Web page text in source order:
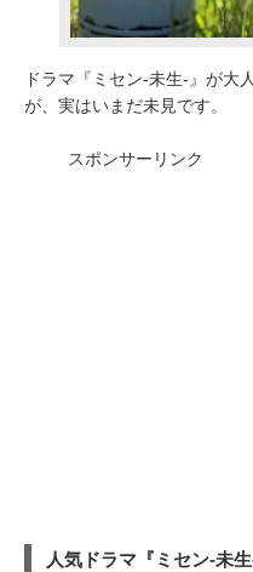
ドラマ『ミセン-未生-』が大
が、実はいまだ未見です。
スポンサーリンク
人気ドラマ『ミセン-未生-